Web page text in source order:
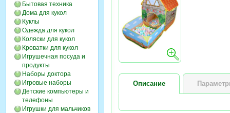
Бытовая техника
Дома для кукол
Куклы
Одежда для кукол
Коляски для кукол
Кроватки для кукол
Игрушечная посуда и
продукты
Наборы доктора
Игровые наборы
Детские компьютеры и
телефоны
Игрушки для мальчиков
Описание